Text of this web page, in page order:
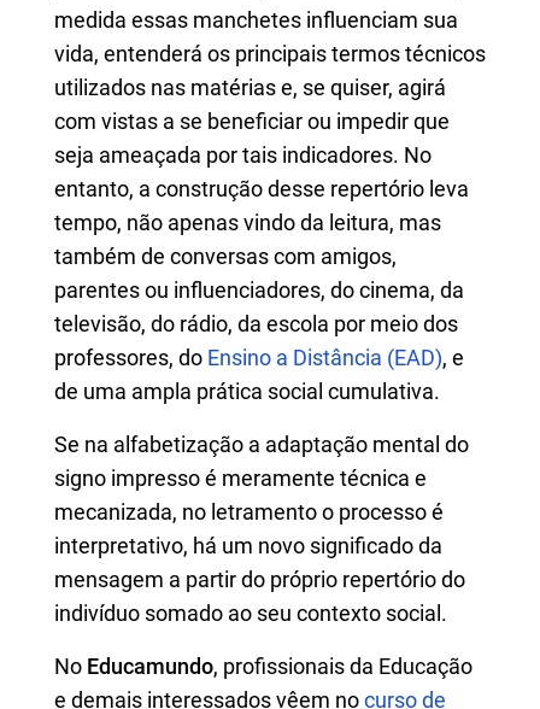
medida essas manchetes influenciam sua
vida, entenderá os principais termos técnicos
utilizados nas matérias e, se quiser, agirá
com vistas a se beneficiar ou impedir que
seja ameaçada por tais indicadores. No
entanto, a construção desse repertório leva
tempo, não apenas vindo da leitura, mas
também de conversas com amigos,
parentes ou influenciadores, do cinema, da
televisão, do rádio, da escola por meio dos
professores, do Ensino a Distância (EAD), e
de uma ampla prática social cumulativa.
Se na alfabetização a adaptação mental do
signo impresso é meramente técnica e
mecanizada, no letramento o processo é
interpretativo, há um novo significado da
mensagem a partir do próprio repertório do
indivíduo somado ao seu contexto social.
No Educamundo, profissionais da Educação
e demais interessados vêem nocurso de